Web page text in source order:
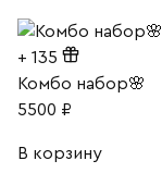
+ 135
Комбо набор🌸
5500 ₽
В корзину